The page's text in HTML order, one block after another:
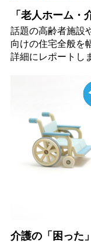
「老人ホーム
話題の高齢者施設
向けの住宅全般を
詳細にレポートし
介護の「困った